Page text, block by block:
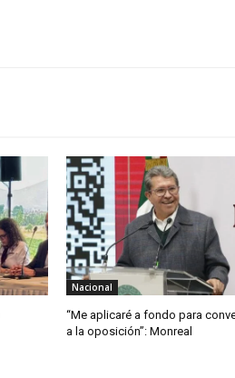
Nacional
“Me aplicaré a fondo para
a la oposición”: Monreal